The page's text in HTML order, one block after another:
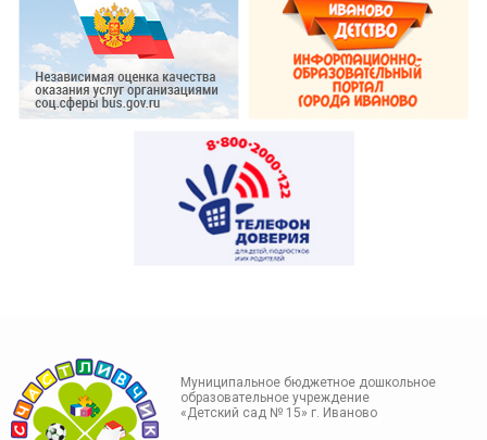
Муниципальное бюджетное дошкольное
образовательное учреждение
«Детский сад № 15» г. Иваново